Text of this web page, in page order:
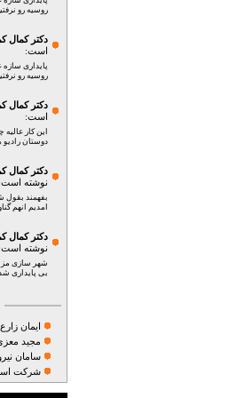
روسیه رو
دکتر کمال
است:
پایداری سازه
روسیه رو
دکتر کمال
است:
این کار
دوستان رادیو
دکتر کمال
نوشته است:
بفهمند بقول
امدیم انهم
دکتر کمال
نوشته است:
شهر سازی
بی پایداری شد
ایمان زارع
مجید
سامان
شرکت